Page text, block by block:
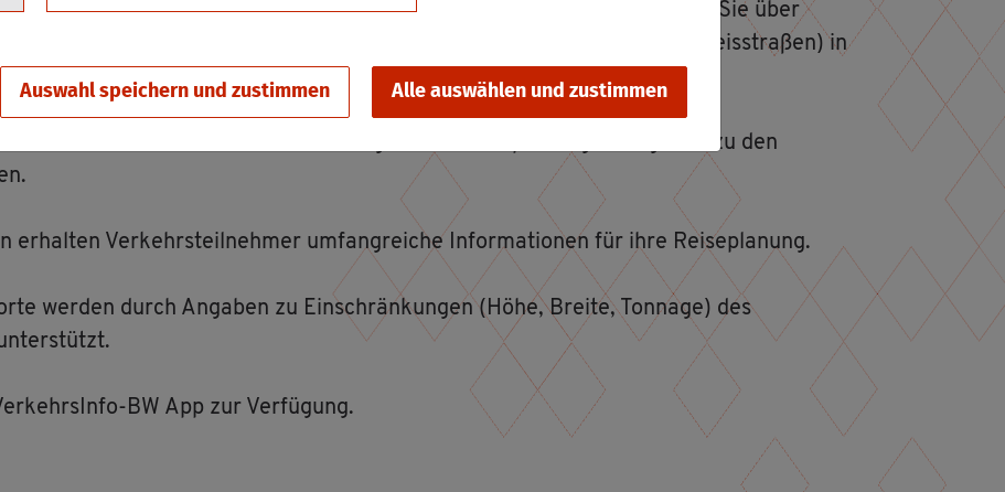
Auswahl speichern und zustimmen Alle auswählen und zustimmen
In­for­ma­ti­ons­sys­tem (BIS2) des Lan­des Baden-Würt­tem­berg in­for­miert Sie über
dem klas­si­fi­zier­ten Sta­ßen­netz (Au­to­bahn, Bun­des-, Lan­des- und Kreis­stra­ßen) in
und Dauer der Ver­kehrs­be­hin­de­rung und bei Voll­sper­run­gen An­ga­ben zu den
er­hal­ten Ver­kehrs­teil­neh­mer um­fang­rei­che In­for­ma­tio­nen für ihre Rei­se­pla­nung.
wer­den durch An­ga­ben zu Ein­schrän­kun­gen (Höhe, Brei­te, Ton­na­ge) des
BW App zur Ver­fü­gung.